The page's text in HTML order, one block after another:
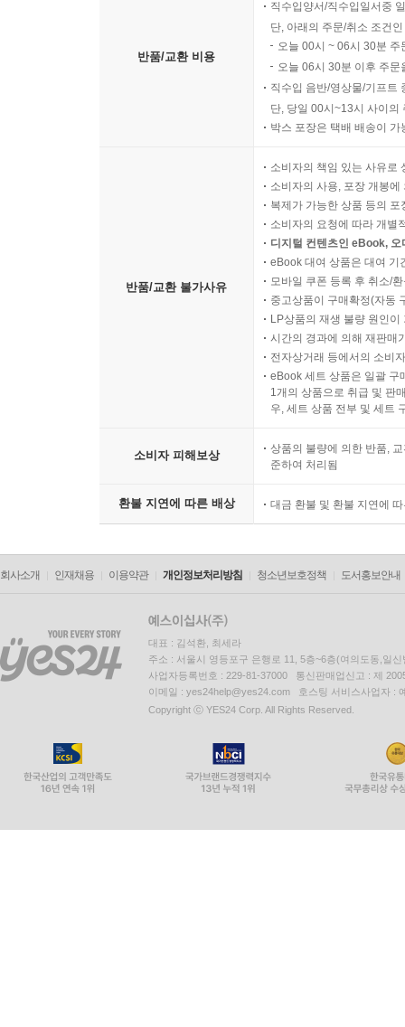
반품/교환 비용
직수입양서/직수입일서중
단, 아래의 주문/취소 조건
오늘 00시 ~ 06시 30분
오늘 06시 30분 이후 주
직수입 음반/영상물/기프트
단, 당일 00시~13시 사이의
박스 포장은 택배 배송이
반품/교환 불가사유
소비자의 책임 있는 사유로
소비자의 사용, 포장 개봉
복제가 가능한 상품 등의
소비자의 요청에 따라 개별
디지털 컨텐츠인 eBook,
eBook 대여 상품은 대여 기
모바일 쿠폰 등록 후 취소/
중고상품이 구매확정(자동
LP상품의 재생 불량 원인
시간의 경과에 의해 재판매
전자상거래 등에서의 소비
eBook 세트 상품은 일괄 구
1개의 상품으로 취급 및 판
우, 세트 상품 전부 및 세트
소비자 피해보상
상품의 불량에 의한 반품,
준하여 처리됨
환불 지연에 따른 배상 대금 환불 및 환불 지연에
회사소개 인재채용 이용약관 개인정보처리방침 청소년보호정책 도서홍보안내
대표 : 김석환, 최세라
주소 : 서울시 영등포구 은행로 11, 5층~6층(여의도동,일신
사업자등록번호 : 229-81-37000 통신판매업신고 : 제
이메일 : yes24help@yes24.com 호스팅 서비스사업자 :
Copyright ⓒ YES24 Corp. All Rights Reserved.